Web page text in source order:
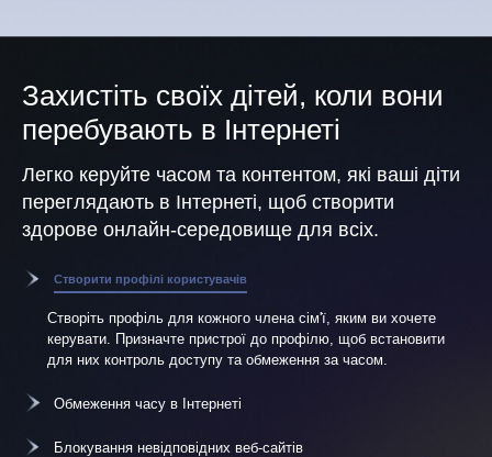
Захистіть своїх дітей, коли вони
перебувають в Інтернеті
Легко керуйте часом та контентом, які ваші діти
переглядають в Інтернеті, щоб створити
здорове онлайн-середовище для всіх.
Створити профілі користувачів
Створіть профіль для кожного члена сім'ї, яким ви хочете
керувати. Призначте пристрої до профілю, щоб встановити
для них контроль доступу та обмеження за часом.
Обмеження часу в Інтернеті
Блокування невідповідних веб-сайтів